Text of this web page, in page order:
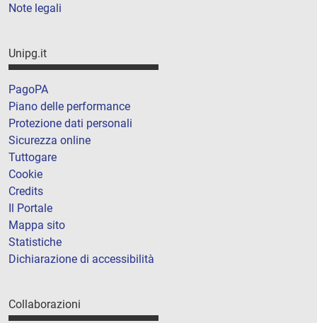
Note legali
Unipg.it
PagoPA
Piano delle performance
Protezione dati personali
Sicurezza online
Tuttogare
Cookie
Credits
Il Portale
Mappa sito
Statistiche
Dichiarazione di accessibilità
Collaborazioni